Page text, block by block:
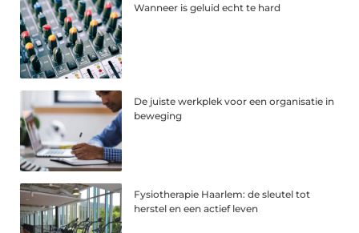
Wanneer is geluid echt te hard
De juiste werkplek voor een organisatie in
beweging
Fysiotherapie Haarlem: de sleutel tot
herstel en een actief leven